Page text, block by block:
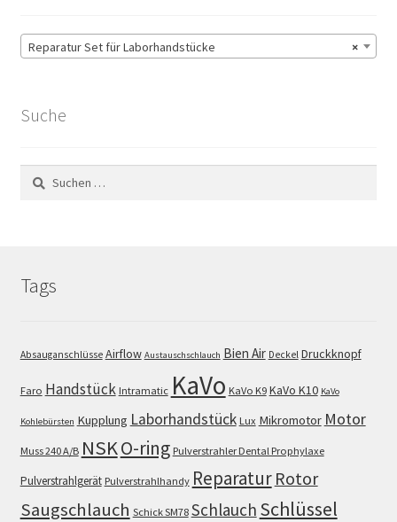
×
Reparatur Set für Laborhandstücke
Suche
Suchen
nach:
Tags
Absauganschlüsse Airflow Austauschschlauch Bien Air Deckel Druckknopf
Faro Handstück Intramatic KaVo KaVo K9 KaVo K10 KaVo
Kohlebürsten Kupplung Laborhandstück Lux Mikromotor Motor
Muss 240 A/B NSKO-ring Pulverstrahler Dental Prophylaxe
Pulverstrahlgerät Pulverstrahlhandy Reparatur Rotor
Saugschlauch Schick SM78 Schlauch Schlüssel